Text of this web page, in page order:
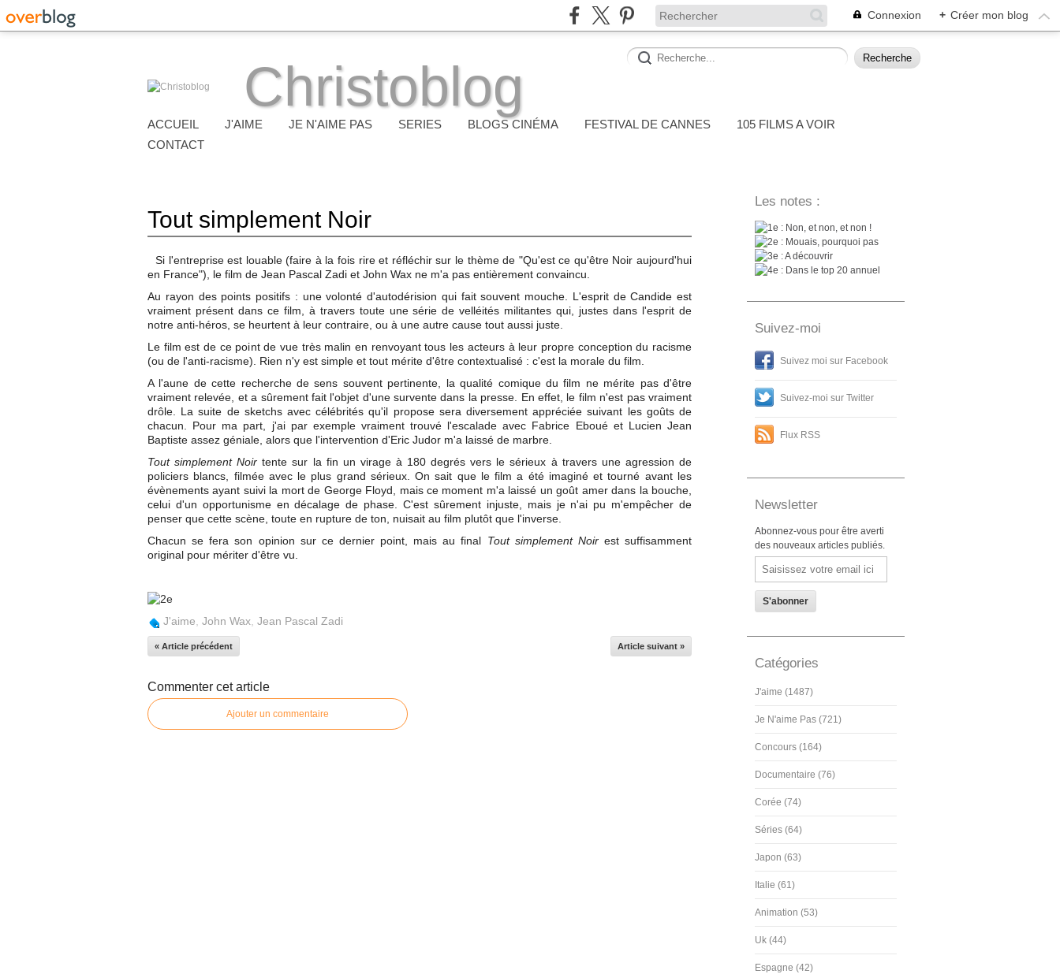
Connexion + Créer mon blog
Christoblog
ACCUEIL J'AIME JE N'AIME PAS SERIES BLOGS CINÉMA FESTIVAL DE CANNES
105 FILMS A VOIR
CONTACT
Tout simplement Noir
Si l'entreprise est louable (faire à la fois rire et réfléchir sur le thème de "Qu'est ce qu'être Noir aujourd'hui
en France"), le film de Jean Pascal Zadi et John Wax ne m'a pas entièrement convaincu.
Au rayon des points positifs : une volonté d'autodérision qui fait souvent mouche. L'esprit de Candide est
vraiment présent dans ce film, à travers toute une série de velléités militantes qui, justes dans l'esprit de
notre anti-héros, se heurtent à leur contraire, ou à une autre cause tout aussi juste.
Le film est de ce point de vue très malin en renvoyant tous les acteurs à leur propre conception du racisme
(ou de l'anti-racisme). Rien n'y est simple et tout mérite d'être contextualisé : c'est la morale du film.
A l'aune de cette recherche de sens souvent pertinente, la qualité comique du film ne mérite pas d'être
vraiment relevée, et a sûrement fait l'objet d'une survente dans la presse. En effet, le film n'est pas vraiment
drôle. La suite de sketchs avec célébrités qu'il propose sera diversement appréciée suivant les goûts de
chacun. Pour ma part, j'ai par exemple vraiment trouvé l'escalade avec Fabrice Eboué et Lucien Jean
Baptiste assez géniale, alors que l'intervention d'Eric Judor m'a laissé de marbre.
Tout simplement Noir tente sur la fin un virage à 180 degrés vers le sérieux à travers une agression de
policiers blancs, filmée avec le plus grand sérieux. On sait que le film a été imaginé et tourné avant les
évènements ayant suivi la mort de George Floyd, mais ce moment m'a laissé un goût amer dans la bouche,
celui d'un opportunisme en décalage de phase. C'est sûrement injuste, mais je n'ai pu m'empêcher de
penser que cette scène, toute en rupture de ton, nuisait au film plutôt que l'inverse.
Chacun se fera son opinion sur ce dernier point, mais au final Tout simplement Noirest suffisamment
original pour mériter d'être vu.
J'aime John Wax Jean Pascal Zadi
« Article précédent Article suivant »
Commenter cet article
Ajouter un commentaire
Les notes :
: Non, et non, et non !
: Mouais, pourquoi pas
: A découvrir
: Dans le top 20 annuel
Suivez-moi
Suivez moi sur Facebook
Suivez-moi sur Twitter
Flux RSS
Newsletter
Abonnez-vous pour être averti
des nouveaux articles publiés.
Email
Catégories
J'aime (1487)
Je N'aime Pas (721)
Concours (164)
Documentaire (76)
Corée (74)
Séries (64)
Japon (63)
Italie (61)
Animation (53)
Uk (44)
Espagne (42)